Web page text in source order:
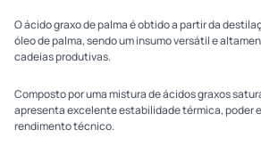
O ácido graxo de palma é obtido a partir da
óleo de palma, sendo um insumo versátil e
cadeias produtivas.
Composto por uma mistura de ácidos graxos
apresenta excelente estabilidade térmica, poder
rendimento técnico.